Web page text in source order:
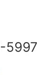
5997